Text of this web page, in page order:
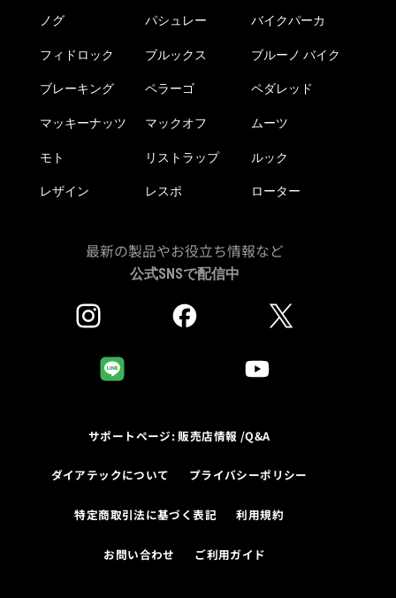
ノグ パシュレー バイクパーカ
フィドロック ブルックス ブルーノ バイク
ブレーキング ペラーゴ ペダレッド
マッキーナッツ マックオフ ムーツ
モト リストラップ ルック
レザイン レスポ ローター
最新の製品やお役立ち情報など
公式SNSで配信中
サポートページ: 販売店情報 /Q&A
ダイアテックについて プライバシーポリシー
特定商取引法に基づく表記 利用規約
お問い合わせ ご利用ガイド